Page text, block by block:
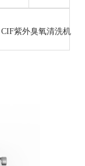
CIF紫外臭氧清洗机